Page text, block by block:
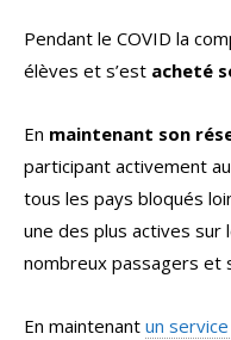
Pendant le COVID la
élèves et s’est acheté
En maintenant son
participant activement
tous les pays bloqués
une des plus actives sur
nombreux passagers et
En maintenant un